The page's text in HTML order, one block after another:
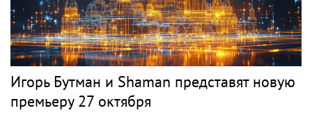
Игорь Бутман и Shaman представят новую
премьеру 27 октября